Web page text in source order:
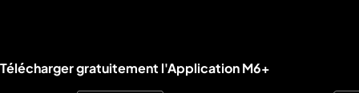
Liens utiles M6+.
Télécharger gratuitement l'Application M6+